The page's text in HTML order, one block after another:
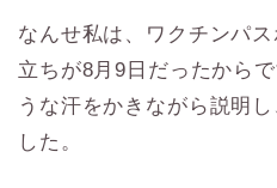
なんせ私は、ワクチンパ
立ちが8月9日だったから
うな汗をかきながら説明
した。